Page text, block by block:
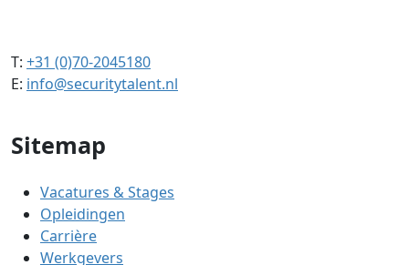
T: +31 (0)70-2045180
E: info@securitytalent.nl
Sitemap
Vacatures & Stages
Opleidingen
Carrière
Werkgevers